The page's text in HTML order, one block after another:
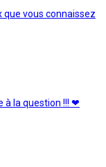
que vous connaissez
à la question !!! ❤